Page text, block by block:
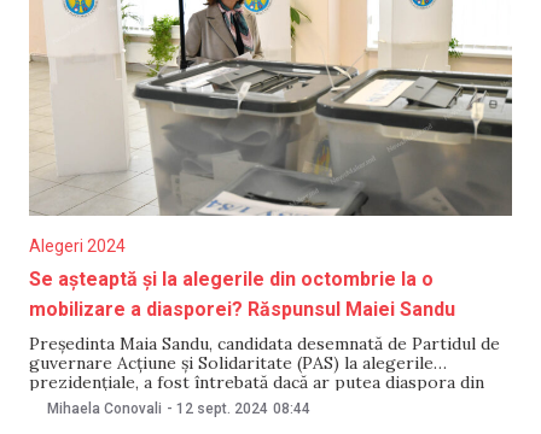
Alegeri 2024
Se așteaptă și la alegerile din octombrie la o
mobilizare a diasporei? Răspunsul Maiei Sandu
Președinta Maia Sandu, candidata desemnată de Partidul de
guvernare Acțiune și Solidaritate (PAS) la alegerile
prezidențiale, a fost întrebată dacă ar putea diaspora din
Moldova să se mobilizeze și la scrutinul din octombrie, așa
cum a fost la alegerile din 2020, când a fost susținută de
Mihaela Conovali - 12 sept. 2024 08:44